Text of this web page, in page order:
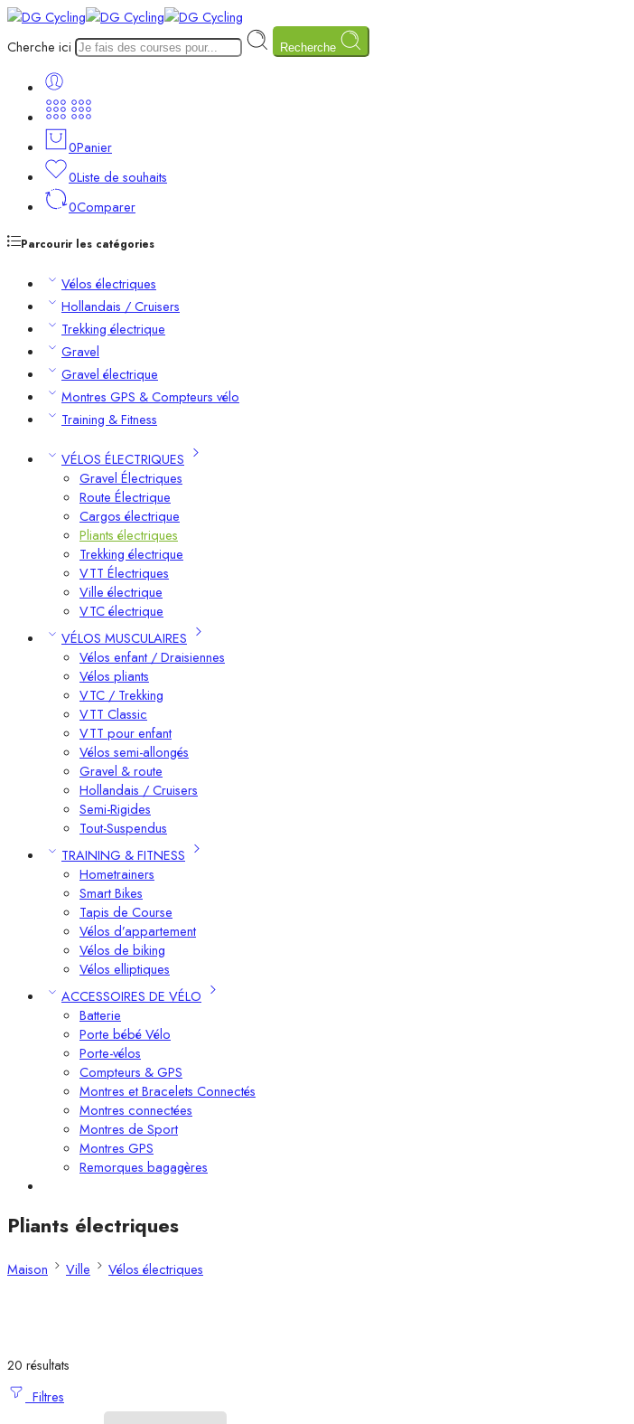
Cherche ici Recherche
0Panier
0Liste de souhaits
0Comparer
Parcourir les catégories
Vélos électriques
Hollandais / Cruisers
Trekking électrique
Gravel
Gravel électrique
Montres GPS & Compteurs vélo
Training & Fitness
VÉLOS ÉLECTRIQUES
Gravel Électriques
Route Électrique
Cargos électrique
Pliants électriques
Trekking électrique
VTT Électriques
Ville électrique
VTC électrique
VÉLOS MUSCULAIRES
Vélos enfant / Draisiennes
Vélos pliants
VTC / Trekking
VTT Classic
VTT pour enfant​
Vélos semi-allongés
Gravel & route
Hollandais / Cruisers
Semi-Rigides
Tout-Suspendus
TRAINING & FITNESS
Hometrainers
Smart Bikes
Tapis de Course
Vélos d’appartement
Vélos de biking
Vélos elliptiques
ACCESSOIRES DE VÉLO
Batterie
Porte bébé Vélo
Porte-vélos
Compteurs & GPS
Montres et Bracelets Connectés
Montres connectées
Montres de Sport
Montres GPS
Remorques bagagères
Pliants électriques
Maison Ville Vélos électriques
20 résultats
Filtres